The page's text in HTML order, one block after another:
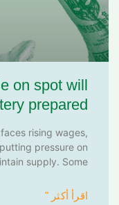
on spot will
prepared?
rising wages,
pressure on
supply. Some
اقرأ أكثر "